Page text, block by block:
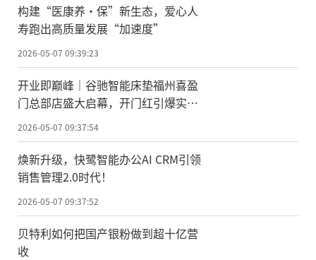
构建“医康养·保”新生态，爱心人
寿跑出高质量发展“加速度”
2026-05-07 09:39:23
开业即巅峰｜谷驰智能床垫福州喜盈
门总部店盛大启幕，开门红引爆实体
新势能！
2026-05-07 09:37:54
焕新升级，快鹭智能办公AI CRM引领
销售管理2.0时代！
2026-05-07 09:37:52
贝特利如何把国产银粉做到超十亿营
收